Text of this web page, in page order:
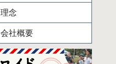
理念
会社概要